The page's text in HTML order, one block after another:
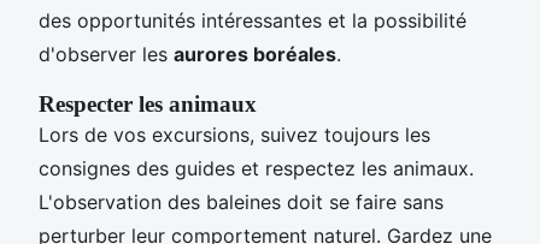
des opportunités intéressantes et la possibilité
d'observer les aurores boréales.
Respecter les animaux
Lors de vos excursions, suivez toujours les
consignes des guides et respectez les animaux.
L'observation des baleines doit se faire sans
perturber leur comportement naturel. Gardez une